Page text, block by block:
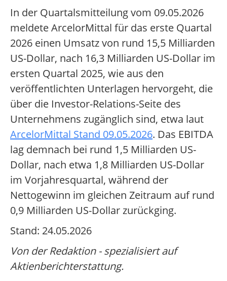
In der Quartalsmitteilung vom 09.05.2026
meldete ArcelorMittal für das erste Quartal
2026 einen Umsatz von rund 15,5 Milliarden
US-Dollar, nach 16,3 Milliarden US-Dollar im
ersten Quartal 2025, wie aus den
veröffentlichten Unterlagen hervorgeht, die
über die Investor-Relations-Seite des
Unternehmens zugänglich sind, etwa laut
ArcelorMittal Stand 09.05.2026. Das EBITDA
lag demnach bei rund 1,5 Milliarden US-
Dollar, nach etwa 1,8 Milliarden US-Dollar
im Vorjahresquartal, während der
Nettogewinn im gleichen Zeitraum auf rund
0,9 Milliarden US-Dollar zurückging.
Stand: 24.05.2026
Von der Redaktion - spezialisiert auf
Aktienberichterstattung.